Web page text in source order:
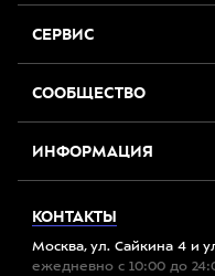
СЕРВИС
СООБЩЕСТВО
ИНФОРМАЦИЯ
КОНТАКТЫ
Москва, ул. Сайкина 4 и
ежедневно с 10:00 до